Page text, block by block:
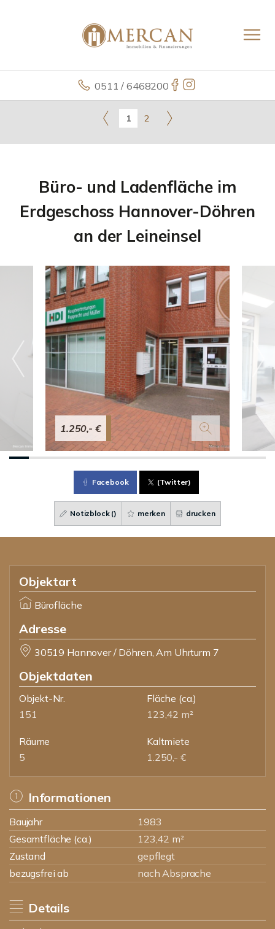
0511 / 6468200
1 2
Büro- und Ladenfläche im
Erdgeschoss Hannover-Döhren
an der Leineinsel
1.250,- €
Facebook (Twitter)
Notizblock () merken drucken
Objektart
Bürofläche
Adresse
30519 Hannover / Döhren, Am Uhrturm 7
Objektdaten
Objekt-Nr.
151
Fläche (ca.)
123,42 m²
Räume
5
Kaltmiete
1.250,- €
Informationen
Baujahr
1983
Gesamtfläche (ca.)
123,42 m²
Zustand
gepflegt
bezugsfrei ab
nach Absprache
Details